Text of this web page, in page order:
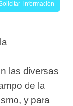
información
las diversas
de la
y para